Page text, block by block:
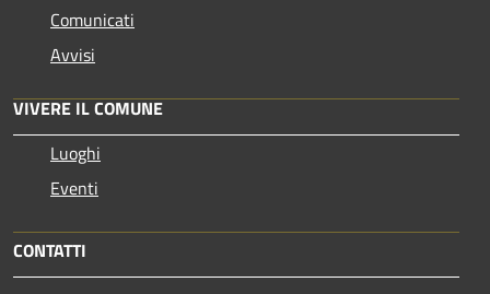
Comunicati
Avvisi
VIVERE IL COMUNE
Luoghi
Eventi
CONTATTI